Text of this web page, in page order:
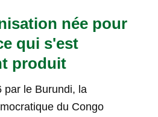
née pour
qui s'est
produit
par le Burundi, la
du Congo